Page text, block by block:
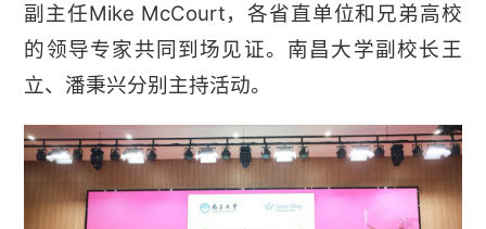
副主任Mike McCourt，各省直单位和兄弟高校
的领导专家共同到场见证。南昌大学副校长王
立、潘秉兴分别主持活动。